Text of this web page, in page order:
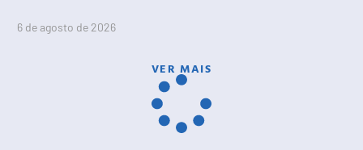
6 de agosto de 2026
VER MAIS